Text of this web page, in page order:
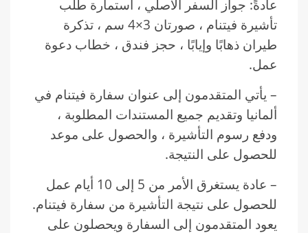
عادةً: جواز السفر الأصلي ، استمارة طلب
تأشيرة فيتنام ، صورتان 3×4 سم ، تذكرة
طيران ذهابًا وإيابًا ، حجز فندق ، خطاب دعوة
عمل.
– يأتي المتقدمون إلى عنوان سفارة فيتنام في
ألمانيا وتقديم جميع المستندات المطلوبة ،
ودفع رسوم التأشيرة ، والحصول على موعد
للحصول على النتيجة.
– عادة يستغرق الأمر من 5 إلى 10 أيام عمل
للحصول على نتيجة التأشيرة من سفارة فيتنام.
يعود المتقدمون إلى السفارة ويحصلون على